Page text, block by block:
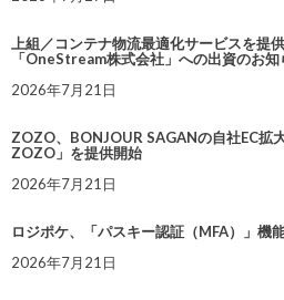
上組／コンテナ物流最適化サービスを提
「OneStream株式会社」への出資のお知
2026年7月21日
ZOZO、BONJOUR SAGANの自社EC
ZOZO」を提供開始
2026年7月21日
ロジポケ、「パスキー認証（MFA）」機
2026年7月21日